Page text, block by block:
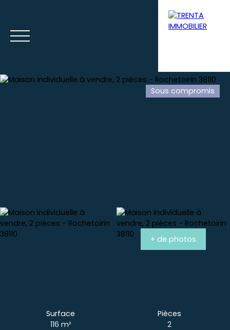
Sous compromis
+ de photos
Surface
116 m²
Pièces
2